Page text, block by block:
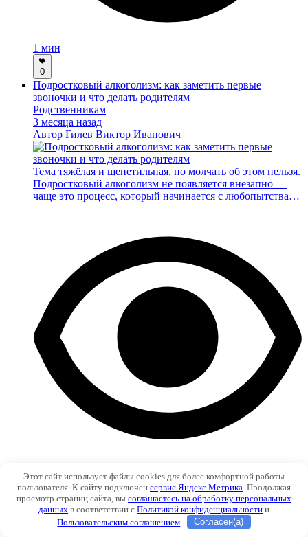
1 мин
0
Подростковый алкоголизм: как заметить первые
звоночки и что делать родителям
Родственникам
3 месяца назад
Автор Гилев Виктор Иванович
Тема тяжёлая и щепетильная, но молчать об этом нельзя.
Подростковый алкоголизм не появляется внезапно —
чаще это процесс, который начинается с любопытства…
314
Этот сайт использует файлы cookies для более комфортной работы
пользователя. К сайту подключен сервис Яндекс.Метрика . Продолжая
просмотр страниц сайта, вы соглашаетесь на обработку персональных
данных в соответствии с Политикой конфиденциальности и
Пользовательским соглашением
Согласен(а)